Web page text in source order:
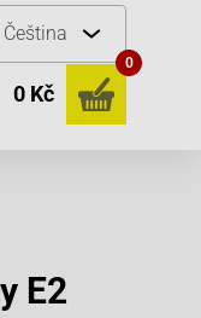
Čeština
0 Kč
0
E2